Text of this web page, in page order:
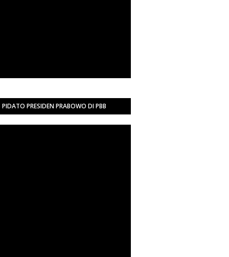
PIDATO PRESIDEN PRABOWO DI PBB